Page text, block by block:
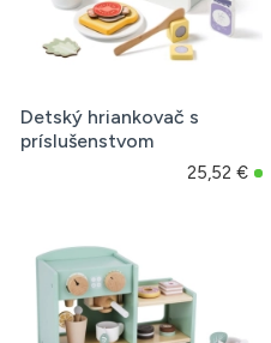
Detský hriankovač s
príslušenstvom
25,52 €